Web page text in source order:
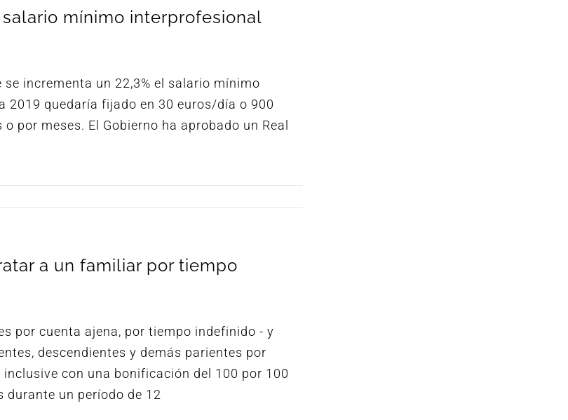
mínimo interprofesional
incrementa un 22,3% el salario mínimo
2019 quedaría fijado en 30 euros/día o 900
por meses. El Gobierno ha aprobado un Real
a un familiar por tiempo
por cuenta ajena, por tiempo indefinido - y
descendientes y demás parientes por
con una bonificación del 100 por 100
un período de 12